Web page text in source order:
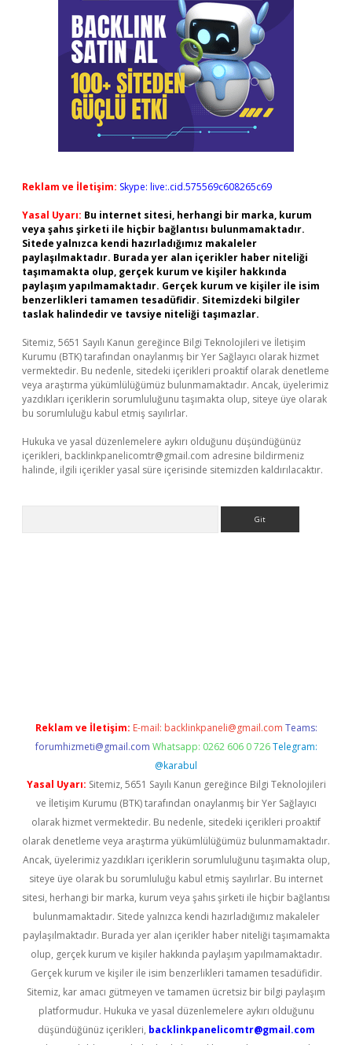
Reklam ve İletişim: Skype: live:.cid.575569c608265c69
Yasal Uyarı: Bu internet sitesi, herhangi bir marka, kurum
veya şahıs şirketi ile hiçbir bağlantısı bulunmamaktadır.
Sitede yalnızca kendi hazırladığımız makaleler
paylaşılmaktadır. Burada yer alan içerikler haber niteliği
taşımamakta olup, gerçek kurum ve kişiler hakkında
paylaşım yapılmamaktadır. Gerçek kurum ve kişiler ile isim
benzerlikleri tamamen tesadüfidir. Sitemizdeki bilgiler
taslak halindedir ve tavsiye niteliği taşımazlar.
Sitemiz, 5651 Sayılı Kanun gereğince Bilgi Teknolojileri ve İletişim
Kurumu (BTK) tarafından onaylanmış bir Yer Sağlayıcı olarak hizmet
vermektedir. Bu nedenle, sitedeki içerikleri proaktif olarak denetleme
veya araştırma yükümlülüğümüz bulunmamaktadır. Ancak, üyelerimiz
yazdıkları içeriklerin sorumluluğunu taşımakta olup, siteye üye olarak
bu sorumluluğu kabul etmiş sayılırlar.
Hukuka ve yasal düzenlemelere aykırı olduğunu düşündüğünüz
içerikleri, backlinkpanelicomtr@gmail.com adresine bildirmeniz
halinde, ilgili içerikler yasal süre içerisinde sitemizden kaldırılacaktır.
Reklam ve İletişim: E-mail: backlinkpaneli@gmail.com Teams:
forumhizmeti@gmail.com Whatsapp: 0262 606 0 726 Telegram:
@karabul
Yasal Uyarı: Sitemiz, 5651 Sayılı Kanun gereğince Bilgi Teknolojileri
ve İletişim Kurumu (BTK) tarafından onaylanmış bir Yer Sağlayıcı
olarak hizmet vermektedir. Bu nedenle, sitedeki içerikleri proaktif
olarak denetleme veya araştırma yükümlülüğümüz bulunmamaktadır.
Ancak, üyelerimiz yazdıkları içeriklerin sorumluluğunu taşımakta olup,
siteye üye olarak bu sorumluluğu kabul etmiş sayılırlar. Bu internet
sitesi, herhangi bir marka, kurum veya şahıs şirketi ile hiçbir bağlantısı
bulunmamaktadır. Sitede yalnızca kendi hazırladığımız makaleler
paylaşılmaktadır. Burada yer alan içerikler haber niteliği taşımamakta
olup, gerçek kurum ve kişiler hakkında paylaşım yapılmamaktadır.
Gerçek kurum ve kişiler ile isim benzerlikleri tamamen tesadüfidir.
Sitemiz, kar amacı gütmeyen ve tamamen ücretsiz bir bilgi paylaşım
platformudur. Hukuka ve yasal düzenlemelere aykırı olduğunu
düşündüğünüz içerikleri, backlinkpanelicomtr@gmail.com